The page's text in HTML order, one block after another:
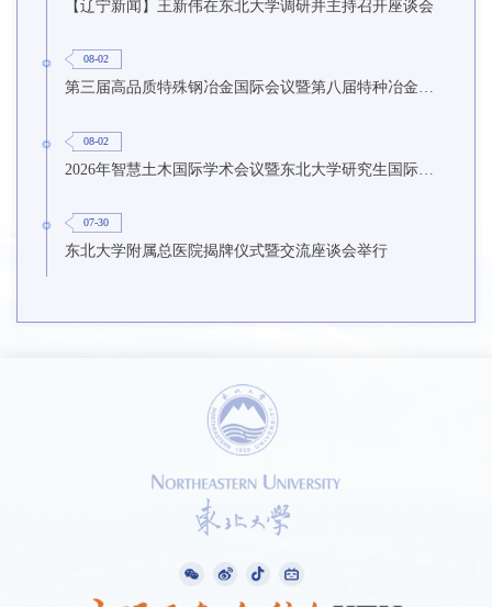
【辽宁新闻】王新伟在东北大学调研并主持召开座谈会
08-02
第三届高品质特殊钢冶金国际会议暨第八届特种冶金技术学术会议在东北大学召开
08-02
2026年智慧土木国际学术会议暨东北大学研究生国际暑期学校第九期在东北大学召开
07-30
东北大学附属总医院揭牌仪式暨交流座谈会举行